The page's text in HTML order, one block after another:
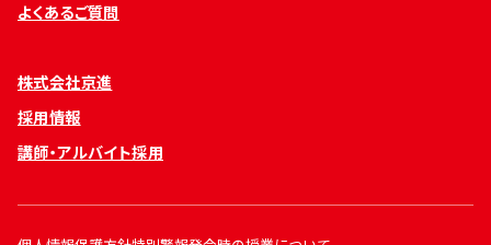
よくあるご質問
株式会社京進
採用情報
講師・アルバイト採用